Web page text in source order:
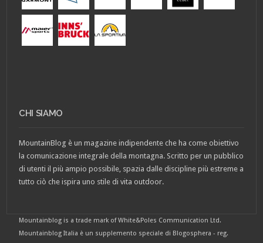
CHI SIAMO
MountainBlog è un magazine indipendente che ha come obiettivo
la comunicazione integrale della montagna. Scritto per un pubblico
di utenti il più ampio possibile, spazia dalle discipline più estreme a
tutto ciò che ispira uno stile di vita outdoor.
Mountainblog is a trade mark of White&Poles Communication Ltd.
Mountainblog Italia è un supplemento speciale di Blogosphera - reg.